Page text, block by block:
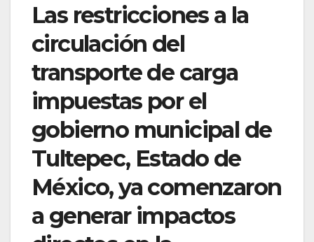
Las restricciones a la
circulación del
transporte de carga
impuestas por el
gobierno municipal de
Tultepec, Estado de
México, ya comenzaron
a generar impactos